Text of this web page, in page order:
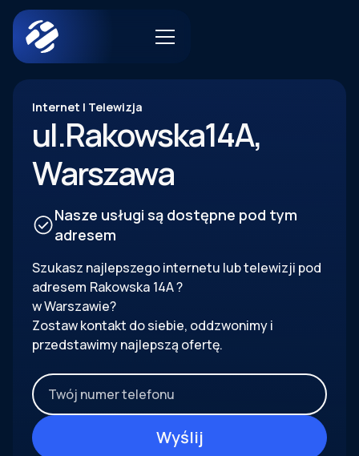
Internet | Telewizja
ul.Rakowska14A,
Warszawa
Nasze usługi są dostępne pod tym
adresem
Szukasz najlepszego internetu lub telewizji pod
adresem Rakowska 14A?
w Warszawie?
Zostaw kontakt do siebie, oddzwonimy i
przedstawimy najlepszą ofertę.